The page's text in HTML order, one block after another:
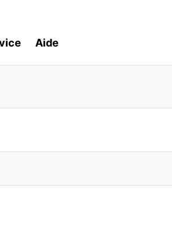
Aide